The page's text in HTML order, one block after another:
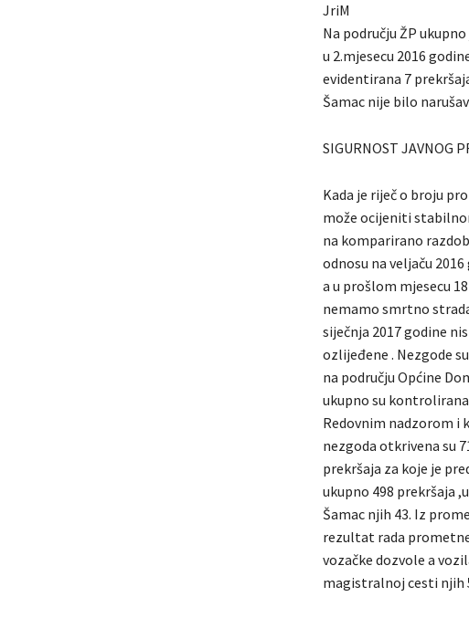
JriM
Na području ŽP
u 2.mjesecu 2016
evidentirana 7
Šamac nije bilo
SIGURNOST JAVNOG
Kada je riječ o broju
može ocijeniti
na komparirano
odnosu na veljaču
a u prošlom mjesecu
nemamo smrtno
siječnja 2017 godine
ozlijeđene . Nezgode
na području Općine
ukupno su
Redovnim nadzorom i
nezgoda otkrivena su
prekršaja za koje je
ukupno 498 prekršaja
Šamac njih 43. Iz
rezultat rada
vozačke dozvole a
magistralnoj cesti njih